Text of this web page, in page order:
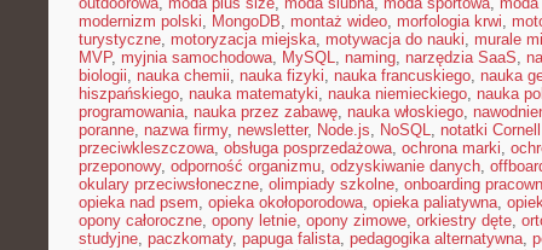
modernizm polski, MongoDB, montaż wideo, morfologia krwi,
turystyczne, motoryzacja miejska, motywacja do nauki, murale
MVP, myjnia samochodowa, MySQL, naming, narzędzia SaaS,
biologii, nauka chemii, nauka fizyki, nauka francuskiego, nauka
hiszpańskiego, nauka matematyki, nauka niemieckiego, nauka
programowania, nauka przez zabawę, nauka włoskiego,
poranne, nazwa firmy, newsletter, Node.js, NoSQL, notatki Cornell
przeciwkleszczowa, obsługa posprzedażowa, ochrona marki,
przeponowy, odporność organizmu, odzyskiwanie danych,
okulary przeciwsłoneczne, olimpiady szkolne, onboarding
opieka nad psem, opieka okołoporodowa, opieka paliatywna,
opony całoroczne, opony letnie, opony zimowe, orkiestry dęte,
studyjne, paczkomaty, papuga falista, pedagogika alternatywna,